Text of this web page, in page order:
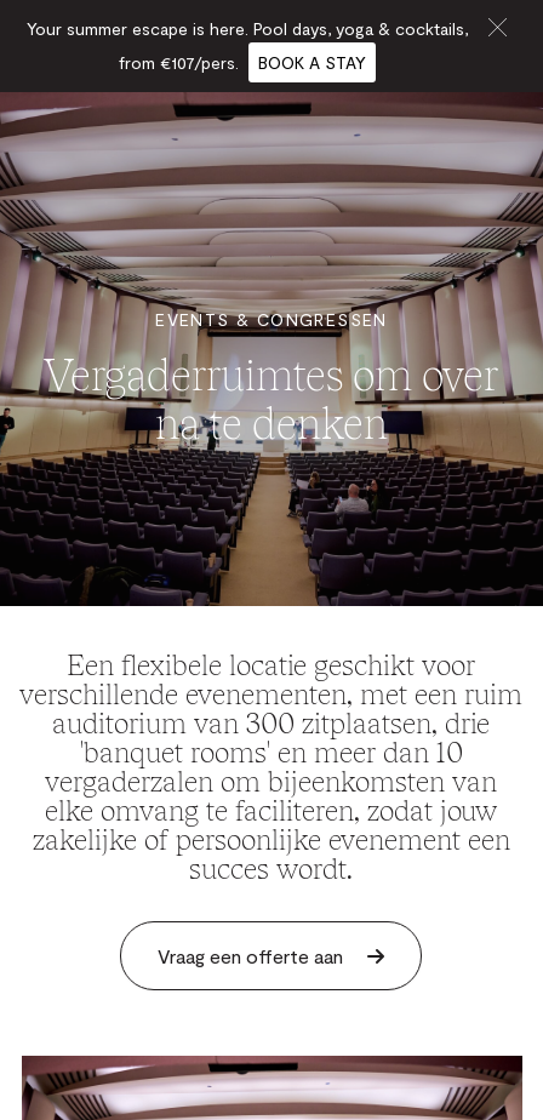
EVENTS & CONGRESSEN
Vergaderruimtes om over
na te denken
Een flexibele locatie geschikt voor
verschillende evenementen, met een ruim
auditorium van 300 zitplaatsen, drie
'banquet rooms' en meer dan 10
vergaderzalen om bijeenkomsten van
elke omvang te faciliteren, zodat jouw
zakelijke of persoonlijke evenement een
succes wordt.
Vraag een offerte aan
Your summer escape is here. Pool days, yoga & cocktails,
from €107/pers.
BOOK A STAY